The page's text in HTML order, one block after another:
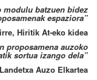
modulu batzuen bidez
espaziora”
Hiritik At-eko kidea
proposamena auzoko
sortua izango dela”
Auzo Elkartea